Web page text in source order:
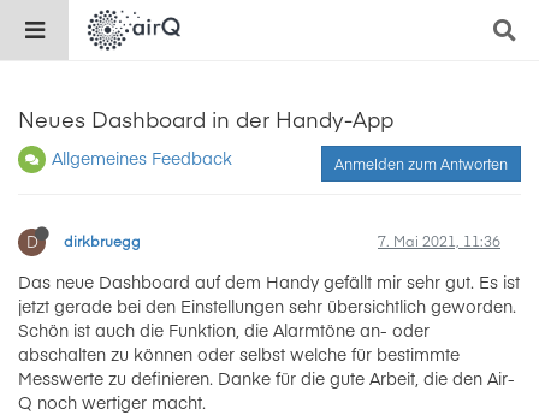
Neues Dashboard in der Handy-App
Allgemeines Feedback Anmelden zum Antworten
D dirkbruegg 7. Mai 2021, 11:36
Das neue Dashboard auf dem Handy gefällt mir sehr gut. Es ist
jetzt gerade bei den Einstellungen sehr übersichtlich geworden.
Schön ist auch die Funktion, die Alarmtöne an- oder
abschalten zu können oder selbst welche für bestimmte
Messwerte zu definieren. Danke für die gute Arbeit, die den Air-
Q noch wertiger macht.